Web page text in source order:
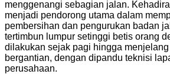
menggenangi sebagian jalan.
menjadi pendorong utama dalam
pembersihan dan pengurukan badan
tertimbun lumpur setinggi betis orang
dilakukan sejak pagi hingga
bergantian, dengan dipandu teknisi
perusahaan.